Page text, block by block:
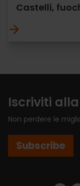
Castelli,
Iscriviti
Non perdere le
Subscribe